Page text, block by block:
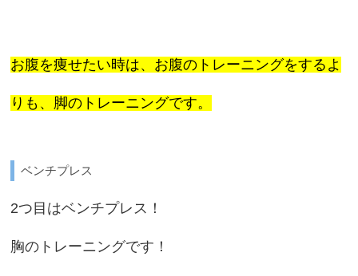
お腹を痩せたい時は、お腹のトレーニングをするよ
りも、脚のトレーニングです。
ベンチプレス
2つ目はベンチプレス！
胸のトレーニングです！